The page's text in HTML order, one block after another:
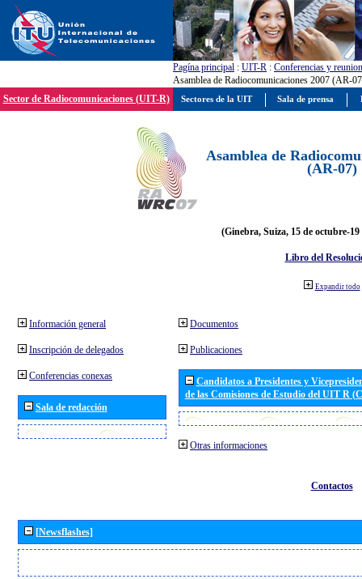
Pagína principal : UIT-R : Conferencias y
Asamblea de Radiocomunicaciones 2007 (AR-
Sector de Radiocomunicaciones (UIT-R)
Asamblea de
(AR-07)
(Ginebra, Suiza, 15 de octubre-19
Libro del
Expandir todo
Información general
Inscripción de delegados
Conferencias conexas
Sala de redacción
Documentos
Publicaciones
Candidatos a Presidentes y
de las Comisiones de Estudio del UIT R
Otras informaciones
Contactos
[Newsflashes]
Sectores de la UIT Sala de prensa